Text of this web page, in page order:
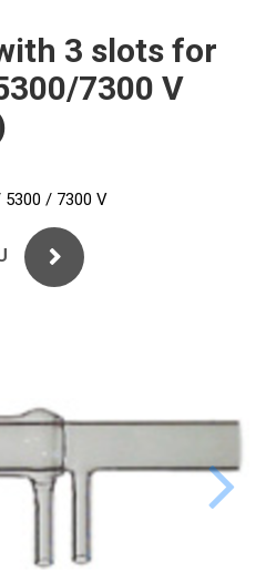
3 slots for
7300 V
5300 / 7300 V